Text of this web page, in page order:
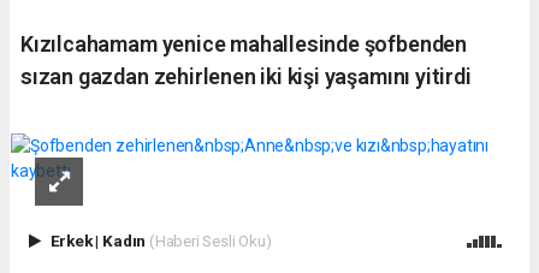
Kızılcahamam yenice mahallesinde şofbenden
sızan gazdan zehirlenen iki kişi yaşamını yitirdi
Erkek| Kadın (Haberi Sesli Oku)